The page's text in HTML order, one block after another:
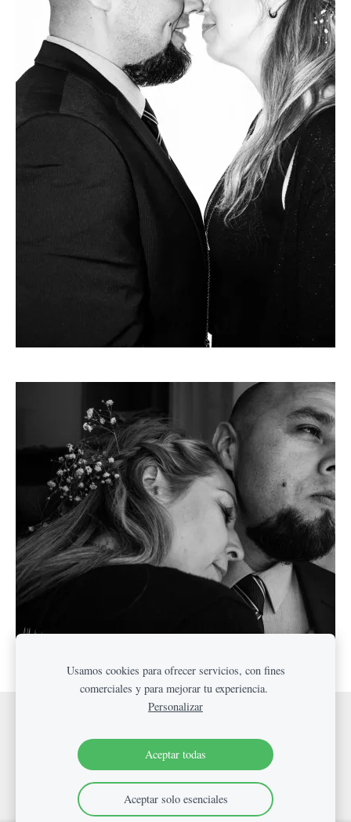
Usamos cookies para ofrecer servicios, con fines
comerciales y para mejorar tu experiencia.
Personalizar
Aceptar todas
Aceptar solo esenciales